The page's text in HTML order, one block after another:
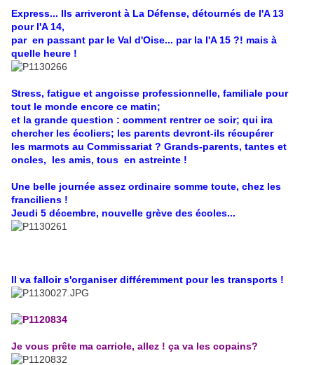
Express... Ils arriveront à La Défense, détournés de l'A 13
pour l'A 14,
par en passant par le Val d'Oise... par la l'A 15 ?! mais à
quelle heure !
Stress, fatigue et angoisse professionnelle, familiale pour
tout le monde encore ce matin;
et la grande question : comment rentrer ce soir; qui ira
chercher les écoliers; les parents devront-ils récupérer
les marmots au Commissariat ? Grands-parents, tantes et
oncles, les amis, tous en astreinte !
Une belle journée assez ordinaire somme toute, chez les
franciliens !
Jeudi 5 décembre, nouvelle grève des écoles...
Il va falloir s'organiser différemment pour les transports !
Je vous prête ma carriole, allez ! ça va les copains?